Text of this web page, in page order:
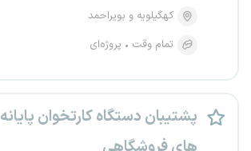
کهگیلویه و بویراحمد
تمام وقت
پروژه‌ای
پشتیبان دستگاه کارتخوان پایانه